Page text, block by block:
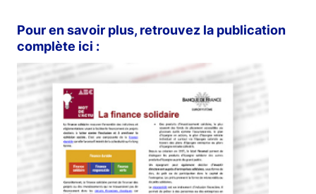
Pour en savoir plus, retrouvez la publication
complète ici :
Image